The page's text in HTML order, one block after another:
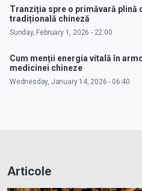
Tranziția spre o primăvară plină
tradițională chineză
Sunday, February 1, 2026 - 22:00
Cum menții energia vitală în
medicinei chineze
Wednesday, January 14, 2026 - 06:40
Articole